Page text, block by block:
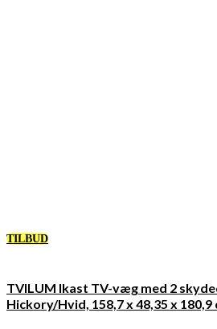
TILBUD
TVILUM Ikast TV-væg med 2
Hickory/Hvid, 158,7 x 48,35 x 180,9